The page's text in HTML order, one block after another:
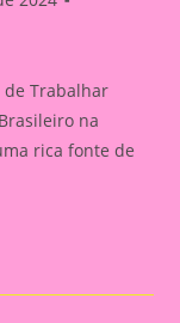
de Trabalhar
na
rica fonte de